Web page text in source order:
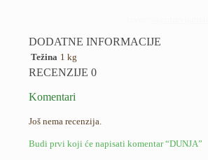
DODATNE INFORMACIJE
Težina 1 kg
RECENZIJE 0
Komentari
Još nema recenzija.
Budi prvi koji će napisati komentar “DUNJA”